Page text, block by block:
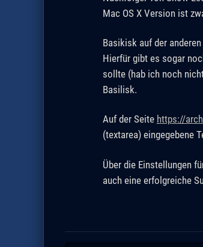
Mac OS X Version ist
Basikisk auf der
Hierfür gibt es sogar
sollte (hab ich noch
Basilisk.
Auf der Seite https://
(textarea) eingegebene
Über die Einstellungen
auch eine erfolgreiche